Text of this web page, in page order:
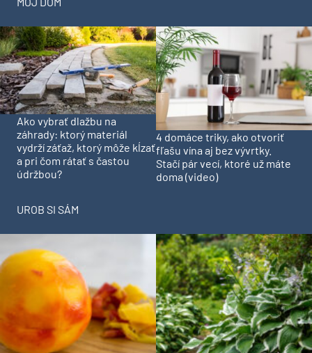
Ako vybrať dlažbu na
záhrady: ktorý materiál
vydrží záťaž, ktorý môže kĺzať
a pri čom rátať s častou
údržbou?
4 domáce triky, ako otvoriť
fľašu vína aj bez vývrtky.
Stačí pár vecí, ktoré už máte
doma (video)
UROB SI SÁM